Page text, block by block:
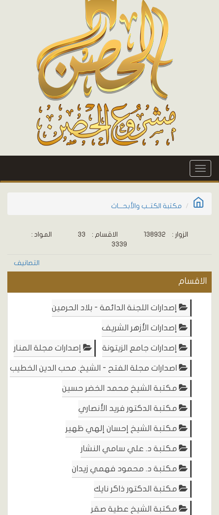
Toggle
navigation
مكتبة الكتــب والأبحـــاث
الزوار : 138932 الاقسام : 33
المواد :
3339
التصانيف
الاقسام
إصدارات اللجنة الدائمة - بلاد الحرمين
إصدارات الأزهر الشريف
إصدارات جامع الزيتونة إصدارات مجلة المنار
اصدارات مجلة الفتح - الشيخ. محب الدين الخطيب
مكتبة الشيخ محمد الخضر حسين
مكتبة الدكتور فريد الأنصاري
مكتبة الشيخ إحسان إلهي ظهير
مكتبة د. علي سامي النشار
مكتبة د. محمود فهمي زيدان
مكتبة الدكتور ذاكر نايك
مكتبة الشيخ عطية صقر